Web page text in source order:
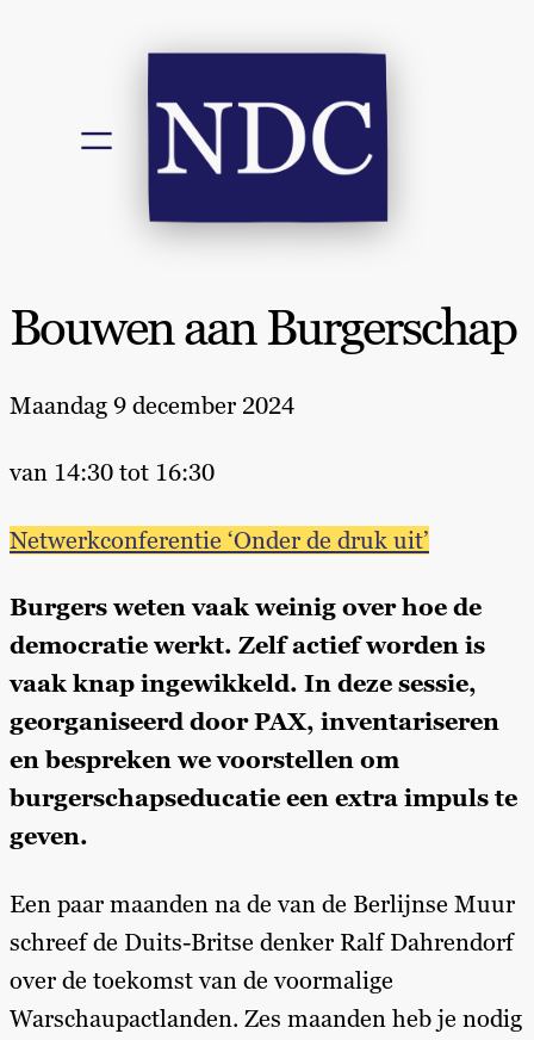
Bouwen aan Burgerschap
Maandag 9 december 2024
van 14:30 tot 16:30
Netwerkconferentie ‘Onder de druk uit’
Burgers weten vaak weinig over hoe de
democratie werkt. Zelf actief worden is
vaak knap ingewikkeld. In deze sessie,
georganiseerd door PAX, inventariseren
en bespreken we voorstellen om
burgerschapseducatie een extra impuls te
geven.
Een paar maanden na de van de Berlijnse Muur
schreef de Duits-Britse denker Ralf Dahrendorf
over de toekomst van de voormalige
Warschaupactlanden. Zes maanden heb je nodig